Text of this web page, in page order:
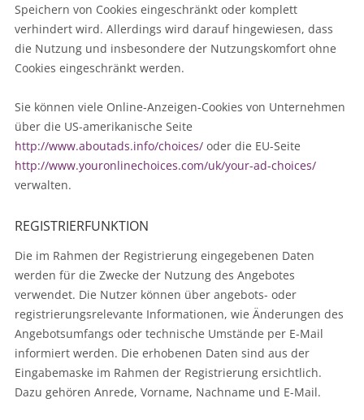
Speichern von Cookies eingeschränkt oder komplett
verhindert wird. Allerdings wird darauf hingewiesen, dass
die Nutzung und insbesondere der Nutzungskomfort ohne
Cookies eingeschränkt werden.
Sie können viele Online-Anzeigen-Cookies von Unternehmen
über die US-amerikanische Seite
http://www.aboutads.info/choices/oder die EU-Seite
http://www.youronlinechoices.com/uk/your-ad-choices/
verwalten.
REGISTRIERFUNKTION
Die im Rahmen der Registrierung eingegebenen Daten
werden für die Zwecke der Nutzung des Angebotes
verwendet. Die Nutzer können über angebots- oder
registrierungsrelevante Informationen, wie Änderungen des
Angebotsumfangs oder technische Umstände per E-Mail
informiert werden. Die erhobenen Daten sind aus der
Eingabemaske im Rahmen der Registrierung ersichtlich.
Dazu gehören Anrede, Vorname, Nachname und E-Mail.